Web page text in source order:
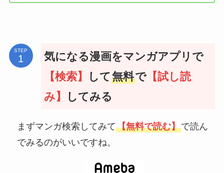
STEP
気になる漫画をマンガアプリで
【検索】
して無料で【試し読
み】
してみる
まずマンガ検索してみて【無料で読む】で読ん
でみるのがいいですね。